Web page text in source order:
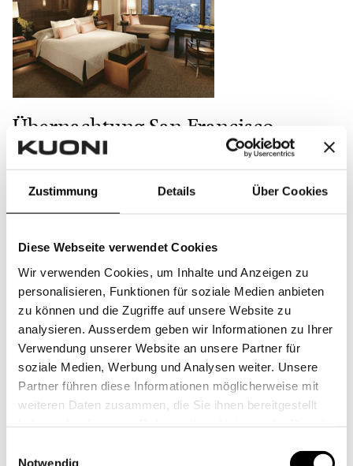
Zustimmung Details Über Cookies
Diese Webseite verwendet Cookies
Wir verwenden Cookies, um Inhalte und Anzeigen zu
personalisieren, Funktionen für soziale Medien anbieten
zu können und die Zugriffe auf unsere Website zu
analysieren. Ausserdem geben wir Informationen zu Ihrer
Verwendung unserer Website an unsere Partner für
soziale Medien, Werbung und Analysen weiter. Unsere
Partner führen diese Informationen möglicherweise mit
weiteren Daten zusammen, die Sie ihnen bereitgestellt
Notwendig
Übernachtung San Francisco
Beitrag schenken